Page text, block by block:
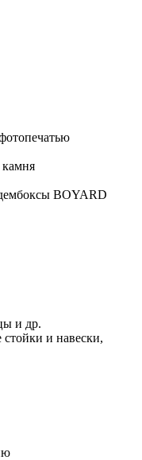
камня
BOYARD
и др.
и навески,